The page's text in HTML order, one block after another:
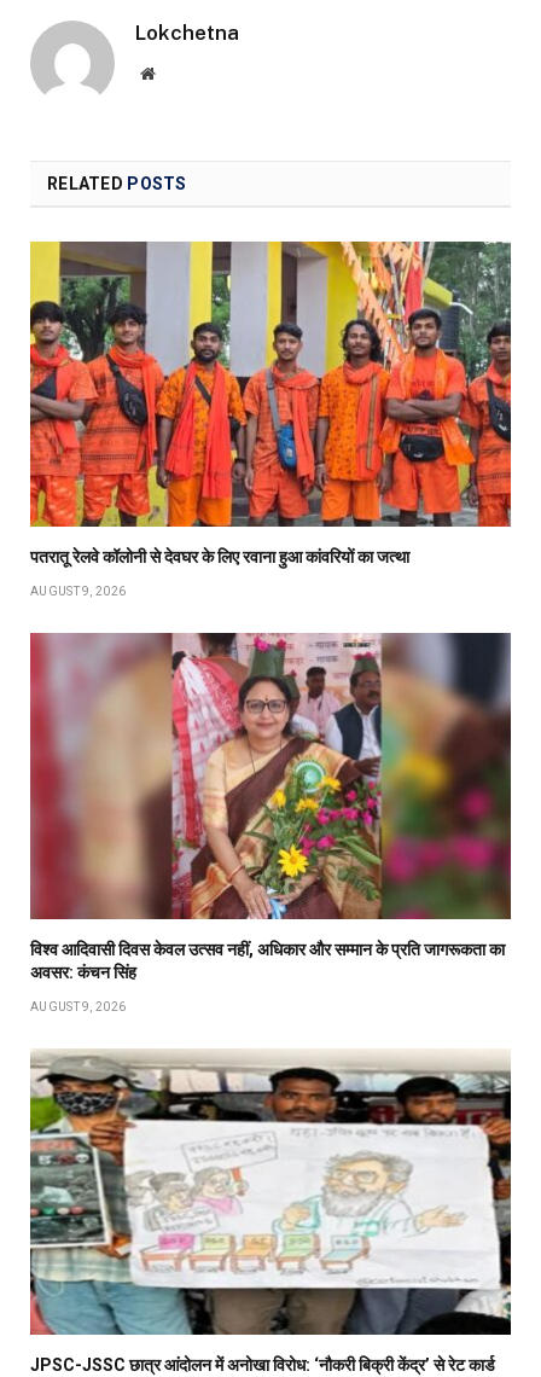
Lokchetna
Website
RELATED POSTS
पतरातू रेलवे कॉलोनी से देवघर के लिए रवाना हुआ कांवरियों का जत्था
AUGUST 9, 2026
विश्व आदिवासी दिवस केवल उत्सव नहीं, अधिकार और सम्मान के प्रति जागरूकता का
अवसर: कंचन सिंह
AUGUST 9, 2026
JPSC-JSSC छात्र आंदोलन में अनोखा विरोध: ‘नौकरी बिक्री केंद्र’ से रेट कार्ड